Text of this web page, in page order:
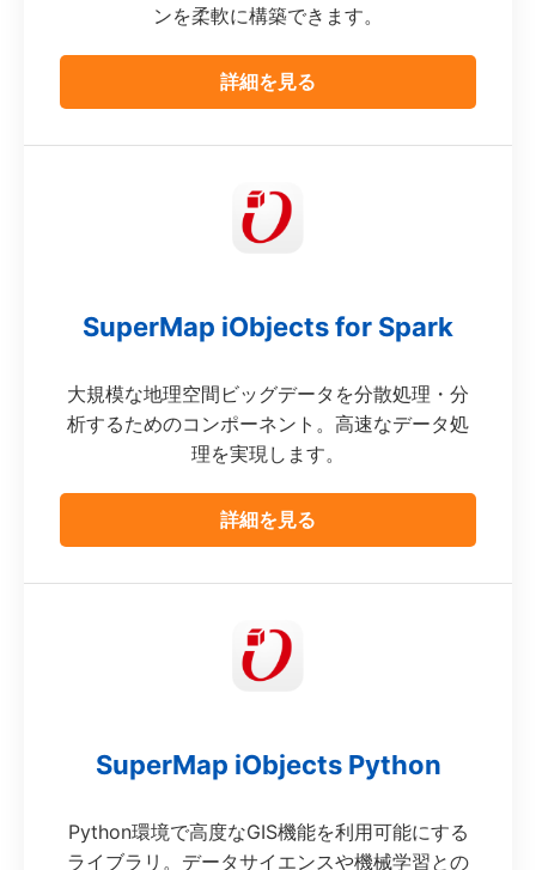
ンを柔軟に構築できます。
詳細を見る
SuperMap iObjects for Spark
大規模な地理空間ビッグデータを分散処理・分
析するためのコンポーネント。高速なデータ処
理を実現します。
詳細を見る
SuperMap iObjects Python
Python環境で高度なGIS機能を利用可能にする
ライブラリ。データサイエンスや機械学習との